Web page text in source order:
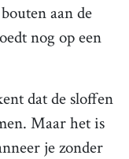
aan de
nog op een
dat de sloffen
Maar het is
je zonder